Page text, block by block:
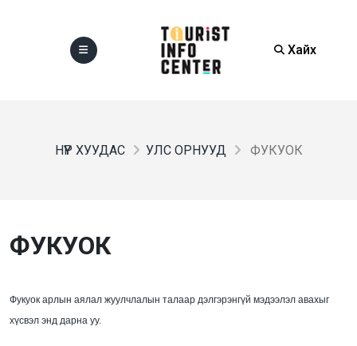
Хайх
НҮҮР ХУУДАС УЛС ОРНУУД ФУКУОК
ФУКУОК
Фукуок арлын аялал жуулчлалын талаар дэлгэрэнгүй мэдээлэл авахыг
хүсвэл энд дарна уу.